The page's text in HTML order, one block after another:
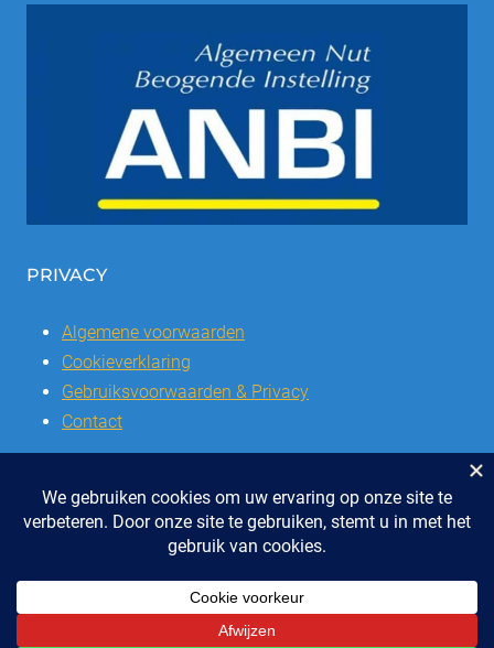
PRIVACY
Algemene voorwaarden
Cookieverklaring
Gebruiksvoorwaarden & Privacy
Contact
© 2026 | Stichting SSCVL | Dorpshuis Het Westhoffhuis: Dorpsstraat
Telefoon: 0318 - 48 2992 | KvK nr: 41047051 | Bank: IBAN: NL47 RABO
0337504016